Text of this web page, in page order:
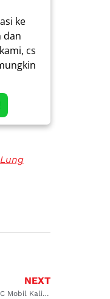
ke
dan
cs
NEXT
Pusat Servis AC Mobil Kalimalang, Solusi Masalah AC Anda